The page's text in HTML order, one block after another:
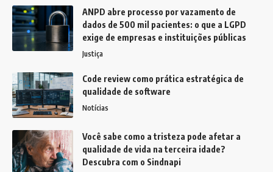
ANPD abre processo por vazamento de
dados de 500 mil pacientes: o que a LGPD
exige de empresas e instituições públicas
Justiça
Code review como prática estratégica de
qualidade de software
Notícias
Você sabe como a tristeza pode afetar a
qualidade de vida na terceira idade?
Descubra com o Sindnapi